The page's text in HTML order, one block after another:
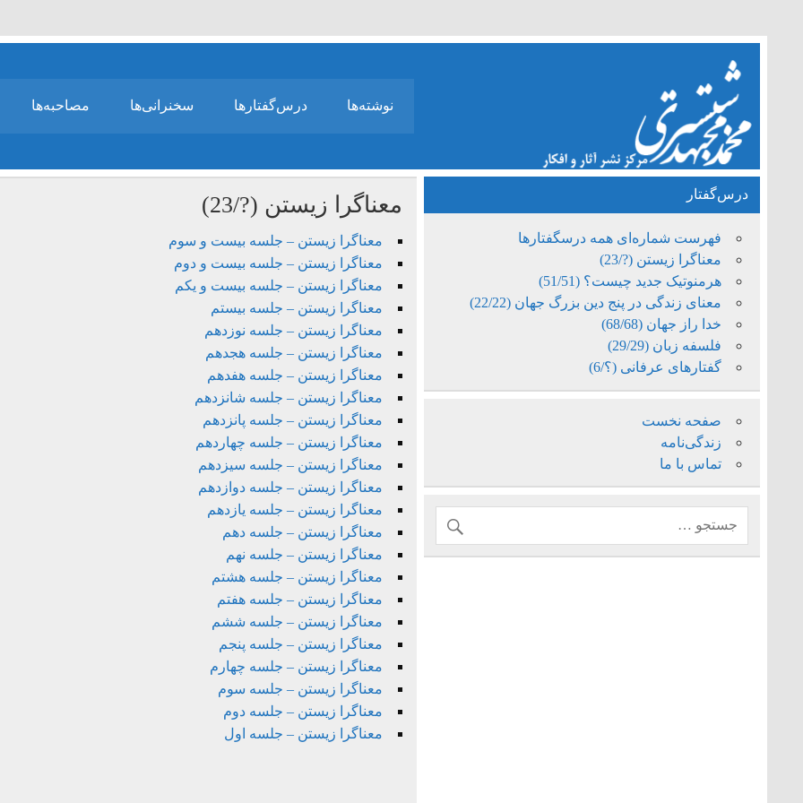
نوشته‌ها درس‌گفتارها سخنرانی‌ها مصاحبه‌ها
معناگرا زیستن (?/23)
معناگرا زیستن – جلسه بیست و سوم
معناگرا زیستن – جلسه بیست و دوم
معناگرا زیستن – جلسه بیست و یکم
معناگرا زیستن – جلسه بیستم
معناگرا زیستن – جلسه نوزدهم
معناگرا زیستن – جلسه هجدهم
معناگرا زیستن – جلسه هفدهم
معناگرا زیستن – جلسه شانزدهم
معناگرا زیستن – جلسه پانزدهم
معناگرا زیستن – جلسه چهاردهم
معناگرا زیستن – جلسه سیزدهم
معناگرا زیستن – جلسه دوازدهم
معناگرا زیستن – جلسه یازدهم
معناگرا زیستن – جلسه دهم
معناگرا زیستن – جلسه نهم
معناگرا زیستن – جلسه هشتم
معناگرا زیستن – جلسه هفتم
معناگرا زیستن – جلسه ششم
معناگرا زیستن – جلسه پنجم
معناگرا زیستن – جلسه چهارم
معناگرا زیستن – جلسه سوم
معناگرا زیستن – جلسه دوم
معناگرا زیستن – جلسه اول
درس‌گفتار
فهرست شماره‌ای همه درسگفتارها
معناگرا زیستن (?/23)
هرمنوتیک جدید چیست؟ (51/51)
معنای زندگی در پنج دین بزرگ جهان (22/22)
خدا راز جهان (68/68)
فلسفه زبان (29/29)
گفتارهای عرفانی (؟/6)
صفحه نخست
زندگی‌نامه
تماس با ما